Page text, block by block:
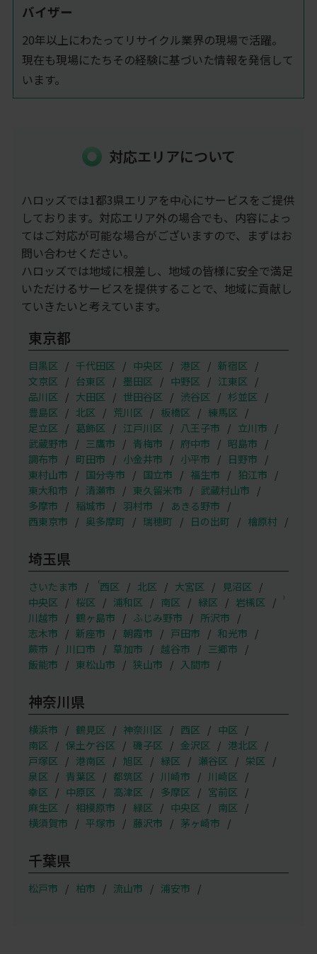
バイザー
20年以上にわたってリサイクル業界の現場で活躍。
現在も現場にたちその経験に基づいた情報を発信して
います。
対応エリアについて
ハロッズでは1都3県エリアを中心にサービスをご提供
しております。対応エリア外の場合でも、内容によっ
てはご対応が可能な場合がございますので、まずはお
問い合わせください。
ハロッズでは地域に根差し、地域の皆様に安全で満足
いただけるサービスを提供することで、地域に貢献し
ていきたいと考えています。
東京都
目黒区 千代田区 中央区 港区
新宿区
文京区
台東区 墨田区 中野区
江東区
品川区
大田区 世田谷区 渋谷区
杉並区
豊島区
北区 荒川区 板橋区
練馬区
足立区
葛飾区 江戸川区 八王子市
立川市
武蔵野市
三鷹市 青梅市 府中市
昭島市
調布市
町田市 小金井市 小平市
日野市
東村山市
国分寺市 国立市 福生市
狛江市
東大和市
清瀬市 東久留米市
武蔵村山市
多摩市
稲城市 羽村市
あきる野市
西東京市
奥多摩町 瑞穂町 日の出町 檜原村
埼玉県
さいたま市 （西区 北区 大宮区
見沼区
中央区
桜区 浦和区 南区 緑区 岩槻区 ）
川越市 鶴ヶ島市 ふじみ野市
所沢市
志木市
新座市 朝霞市 戸田市
和光市
蕨市
川口市 草加市 越谷市
三郷市
飯能市
東松山市 狭山市 入間市
神奈川県
横浜市 鶴見区 神奈川区 西区
中区
南区
保土ケ谷区 磯子区 金沢区
港北区
戸塚区
港南区 旭区 緑区 瀬谷区
栄区
泉区
青葉区 都筑区 川崎市
川崎区
幸区
中原区 高津区 多摩区
宮前区
麻生区
相模原市 緑区 中央区
南区
横須賀市
平塚市 藤沢市 茅ヶ崎市
千葉県
松戸市 柏市 流山市 浦安市